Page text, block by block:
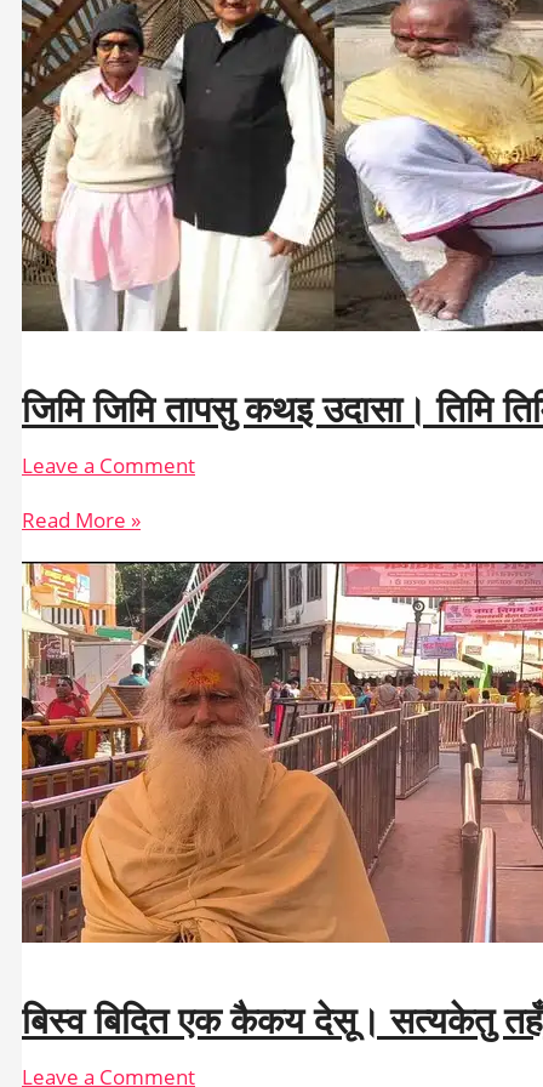
जिमि जिमि तापसु कथइ उदासा। तिमि
Leave a Comment
जिमि
जिमि
तापसु
कथइ
उदासा।
तिमि
तिमि
नृपहि
उपज
बिस्वासा॥
Read More »
बिस्व बिदित एक कैकय देसू। सत्यकेतु
Leave a Comment